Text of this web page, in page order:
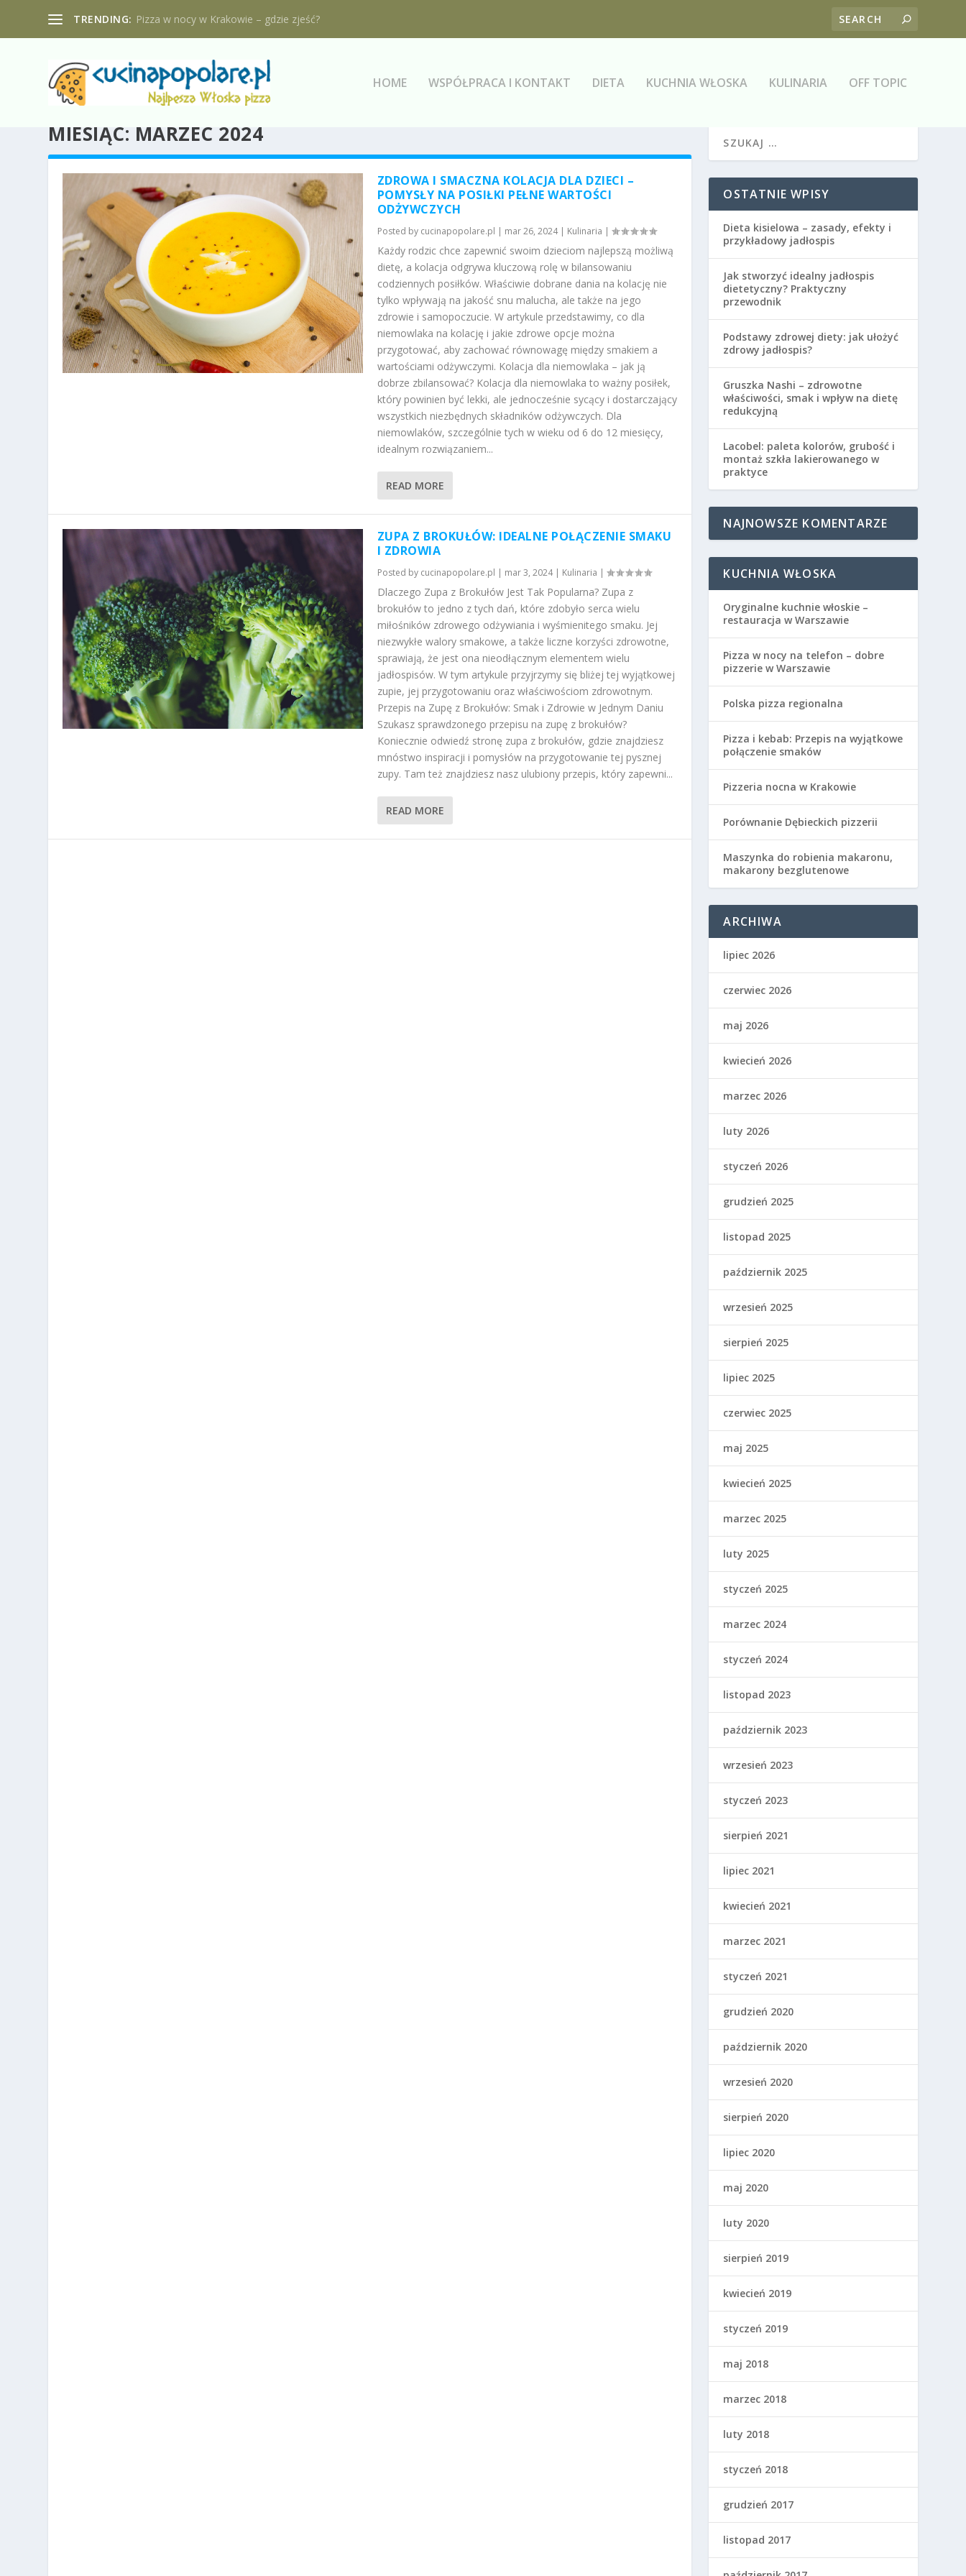
TRENDING: Pizza w nocy w Krakowie – gdzie zjeść?
HOME WSPÓŁPRACA I KONTAKT DIETA KUCHNIA WŁOSKA KULINARIA OFF TOPIC
MIESIĄC: MARZEC 2024
ZDROWA I SMACZNA KOLACJA DLA DZIECI –
POMYSŁY NA POSIŁKI PEŁNE WARTOŚCI
ODŻYWCZYCH
Posted by cucinapopolare.pl | mar 26, 2024| Kulinaria |
Każdy rodzic chce zapewnić swoim dzieciom najlepszą możliwą
dietę, a kolacja odgrywa kluczową rolę w bilansowaniu
codziennych posiłków. Właściwie dobrane dania na kolację nie
tylko wpływają na jakość snu malucha, ale także na jego
zdrowie i samopoczucie. W artykule przedstawimy, co dla
niemowlaka na kolację i jakie zdrowe opcje można
przygotować, aby zachować równowagę między smakiem a
wartościami odżywczymi. Kolacja dla niemowlaka – jak ją
dobrze zbilansować? Kolacja dla niemowlaka to ważny posiłek,
który powinien być lekki, ale jednocześnie sycący i dostarczający
wszystkich niezbędnych składników odżywczych. Dla
niemowlaków, szczególnie tych w wieku od 6 do 12 miesięcy,
idealnym rozwiązaniem...
READ MORE
ZUPA Z BROKUŁÓW: IDEALNE POŁĄCZENIE SMAKU
I ZDROWIA
Posted by cucinapopolare.pl | mar 3, 2024| Kulinaria |
Dlaczego Zupa z Brokułów Jest Tak Popularna? Zupa z
brokułów to jedno z tych dań, które zdobyło serca wielu
miłośników zdrowego odżywiania i wyśmienitego smaku. Jej
niezwykłe walory smakowe, a także liczne korzyści zdrowotne,
sprawiają, że jest ona nieodłącznym elementem wielu
jadłospisów. W tym artykule przyjrzymy się bliżej tej wyjątkowej
zupie, jej przygotowaniu oraz właściwościom zdrowotnym.
Przepis na Zupę z Brokułów: Smak i Zdrowie w Jednym Daniu
Szukasz sprawdzonego przepisu na zupę z brokułów?
Koniecznie odwiedź stronę zupa z brokułów, gdzie znajdziesz
mnóstwo inspiracji i pomysłów na przygotowanie tej pysznej
zupy. Tam też znajdziesz nasz ulubiony przepis, który zapewni...
READ MORE
OSTATNIE WPISY
Dieta kisielowa – zasady, efekty i
przykładowy jadłospis
Jak stworzyć idealny jadłospis
dietetyczny? Praktyczny
przewodnik
Podstawy zdrowej diety: jak ułożyć
zdrowy jadłospis?
Gruszka Nashi – zdrowotne
właściwości, smak i wpływ na dietę
redukcyjną
Lacobel: paleta kolorów, grubość i
montaż szkła lakierowanego w
praktyce
NAJNOWSZE KOMENTARZE
KUCHNIA WŁOSKA
Oryginalne kuchnie włoskie –
restauracja w Warszawie
Pizza w nocy na telefon – dobre
pizzerie w Warszawie
Polska pizza regionalna
Pizza i kebab: Przepis na wyjątkowe
połączenie smaków
Pizzeria nocna w Krakowie
Porównanie Dębieckich pizzerii
Maszynka do robienia makaronu,
makarony bezglutenowe
ARCHIWA
lipiec 2026
czerwiec 2026
maj 2026
kwiecień 2026
marzec 2026
luty 2026
styczeń 2026
grudzień 2025
listopad 2025
październik 2025
wrzesień 2025
sierpień 2025
lipiec 2025
czerwiec 2025
maj 2025
kwiecień 2025
marzec 2025
luty 2025
styczeń 2025
marzec 2024
styczeń 2024
listopad 2023
październik 2023
wrzesień 2023
styczeń 2023
sierpień 2021
lipiec 2021
kwiecień 2021
marzec 2021
styczeń 2021
grudzień 2020
październik 2020
wrzesień 2020
sierpień 2020
lipiec 2020
maj 2020
luty 2020
sierpień 2019
kwiecień 2019
styczeń 2019
maj 2018
marzec 2018
luty 2018
styczeń 2018
grudzień 2017
listopad 2017